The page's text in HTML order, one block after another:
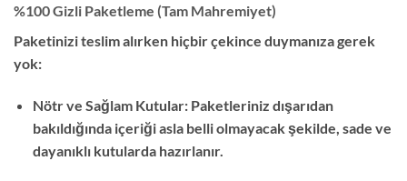
%100 Gizli Paketleme (Tam Mahremiyet)
Paketinizi teslim alırken hiçbir çekince duymanıza gerek
yok:
Nötr ve Sağlam Kutular: Paketleriniz dışarıdan
bakıldığında içeriği asla belli olmayacak şekilde, sade ve
dayanıklı kutularda hazırlanır.